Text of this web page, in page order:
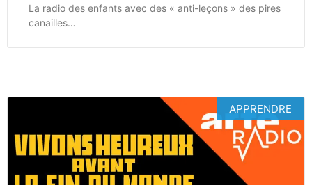
La radio des enfants avec des « anti-leçons » des pires
canailles…
APPRENDRE